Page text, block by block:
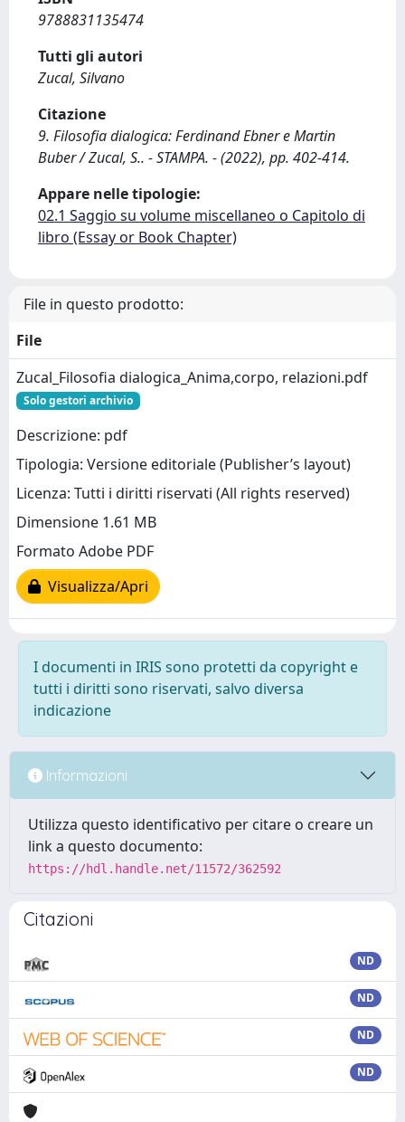
9788831135474
Tutti gli autori
Zucal, Silvano
Citazione
9. Filosofia dialogica: Ferdinand Ebner e Martin
Buber / Zucal, S.. - STAMPA. - (2022), pp. 402-414.
Appare nelle tipologie:
02.1 Saggio su volume miscellaneo o Capitolo di
libro (Essay or Book Chapter)
File in questo prodotto:
File
Zucal_Filosofia dialogica_Anima,corpo, relazioni.pdf
Solo gestori archivio
Descrizione: pdf
Tipologia: Versione editoriale (Publisher’s layout)
Licenza: Tutti i diritti riservati (All rights reserved)
Dimensione 1.61 MB
Formato Adobe PDF
Visualizza/Apri
I documenti in IRIS sono protetti da copyright e
tutti i diritti sono riservati, salvo diversa
indicazione
Informazioni
Utilizza questo identificativo per citare o creare un
link a questo documento:
https://hdl.handle.net/11572/362592
Citazioni
ND
ND
ND
ND